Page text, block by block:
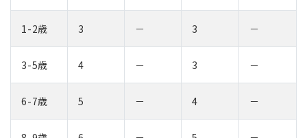
1-2歳 3 － 3 －
3-5歳 4 － 3 －
6-7歳 5 － 4 －